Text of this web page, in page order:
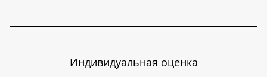
Индивидуальная оценка